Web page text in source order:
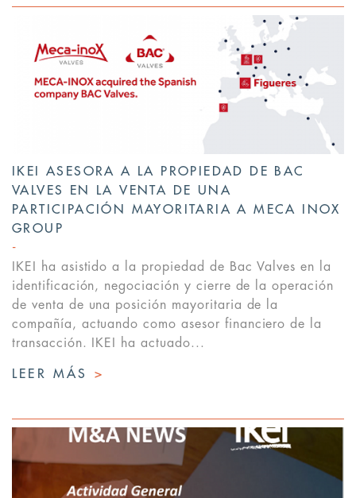
IKEI ASESORA A LA PROPIEDAD DE BAC
VALVES EN LA VENTA DE UNA
PARTICIPACIÓN MAYORITARIA A MECA INOX
GROUP
IKEI ha asistido a la propiedad de Bac Valves en la
identificación, negociación y cierre de la operación
de venta de una posición mayoritaria de la
compañía, actuando como asesor financiero de la
transacción. IKEI ha actuado...
LEER MÁS >